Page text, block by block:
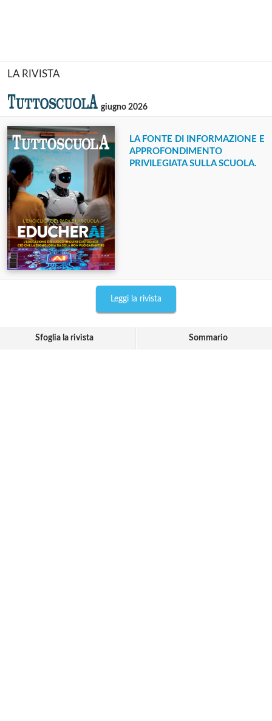
LA RIVISTA
giugno 2026
LA FONTE DI INFORMAZIONE E
APPROFONDIMENTO
PRIVILEGIATA SULLA SCUOLA.
Leggi la rivista
Sfoglia la rivista Sommario